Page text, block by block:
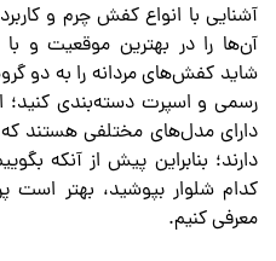
آشنایی با انواع کفش چرم و
آن‌ها را در بهترین موقعیت و
شاید کفش‌های مردانه را به دو
رسمی و اسپرت دسته‌بندی کنید؛
دارای مدل‌های مختلفی هستند که
دارند؛ بنابراین پیش از آنکه
کدام شلوار بپوشید، بهتر است
معرفی کنیم.